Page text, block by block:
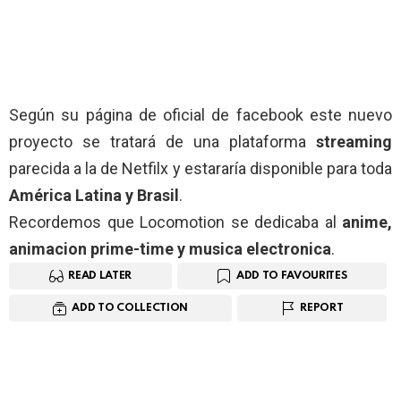
Según su página de oficial de facebook este nuevo
proyecto se tratará de una plataforma streaming
parecida a la de Netfilx y estararía disponible para toda
América Latina y Brasil.
Recordemos que Locomotion se dedicaba al anime,
animacion prime-time y musica electronica.
READ LATER ADD TO FAVOURITES
ADD TO COLLECTION REPORT